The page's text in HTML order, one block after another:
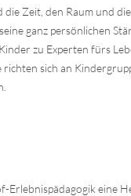
Zeit, den Raum und
ganz persönlichen
zu Experten fürs
sich an
Erlebnispädagogik eine